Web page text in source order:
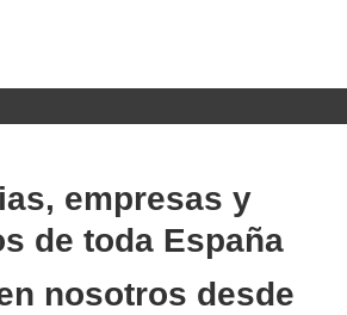
empresas y
de toda España
nosotros desde